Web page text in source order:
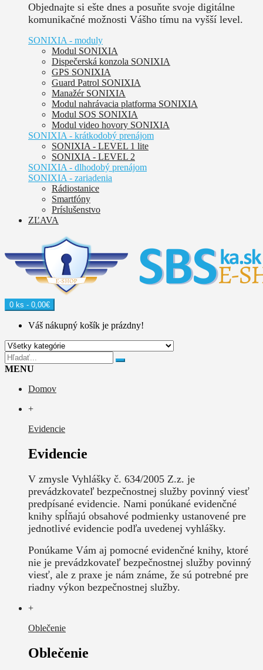
Objednajte si ešte dnes a posuňte svoje digitálne
komunikačné možnosti Vášho tímu na vyšší level.
SONIXIA - moduly
Modul SONIXIA
Dispečerská konzola SONIXIA
GPS SONIXIA
Guard Patrol SONIXIA
Manažér SONIXIA
Modul nahrávacia platforma SONIXIA
Modul SOS SONIXIA
Modul video hovory SONIXIA
SONIXIA - krátkodobý prenájom
SONIXIA - LEVEL 1 lite
SONIXIA - LEVEL 2
SONIXIA - dlhodobý prenájom
SONIXIA - zariadenia
Rádiostanice
Smartfóny
Príslušenstvo
ZĽAVA
0 ks - 0,00€
Váš nákupný košík je prázdny!
MENU
Domov
+
Evidencie
Evidencie
V zmysle Vyhlášky č. 634/2005 Z.z. je
prevádzkovateľ bezpečnostnej služby povinný viesť
predpísané evidencie. Nami ponúkané evidenčné
knihy spĺňajú obsahové podmienky ustanovené pre
jednotlivé evidencie podľa uvedenej vyhlášky.
Ponúkame Vám aj pomocné evidenčné knihy, ktoré
nie je prevádzkovateľ bezpečnostnej služby povinný
viesť, ale z praxe je nám známe, že sú potrebné pre
riadny výkon bezpečnostnej služby.
+
Oblečenie
Oblečenie